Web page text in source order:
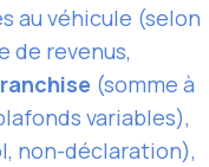
au véhicule (selon
de revenus,
(somme à
variables),
non-déclaration),